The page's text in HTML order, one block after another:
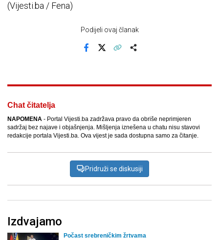
(Vijesti.ba / Fena)
Podijeli ovaj članak
Chat čitatelja
NAPOMENA - Portal Vijesti.ba zadržava pravo da obriše neprimjeren
sadržaj bez najave i objašnjenja. Mišljenja iznešena u chatu nisu stavovi
redakcije portala Vijesti.ba. Ova vijest je sada dostupna samo za čitanje.
Pridruži se diskusiji
Izdvajamo
Počast srebreničkim žrtvama